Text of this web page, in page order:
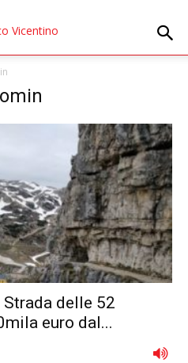
delle 52
euro dal...